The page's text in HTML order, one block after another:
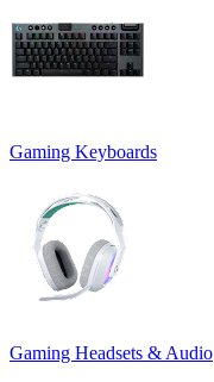
Gaming Keyboards
Gaming Headsets & Audio